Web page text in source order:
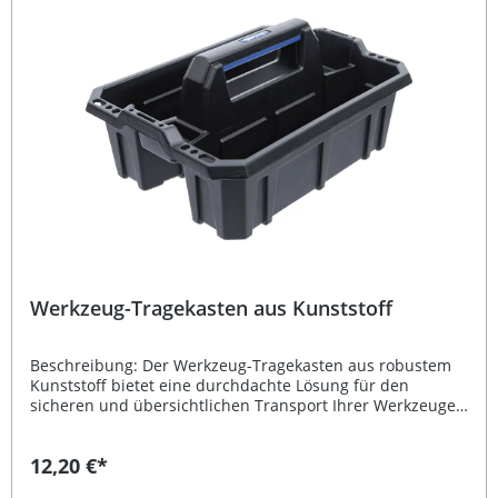
Tragekasten Art. 70220 Lieferumfang: 6 Trennstege aus
Werkzeug-Tragekasten aus Kunststoff
Beschreibung: Der Werkzeug-Tragekasten aus robustem
Kunststoff bietet eine durchdachte Lösung für den
sicheren und übersichtlichen Transport Ihrer Werkzeuge
werden. Die seitlich eingearbeiteten Lochungen
12,20 €*